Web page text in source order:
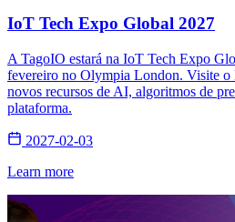
IoT Tech Expo Global 2027
A TagoIO estará na IoT Tech Expo
fevereiro no Olympia London. Visite o
novos recursos de AI, algoritmos de
plataforma.
2027-02-03
Learn more